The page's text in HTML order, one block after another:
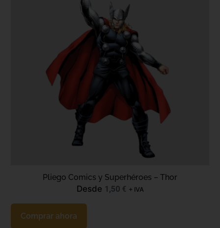
Pliego Comics y Superhéroes – Thor
Desde 1,50 € + IVA
Comprar ahora